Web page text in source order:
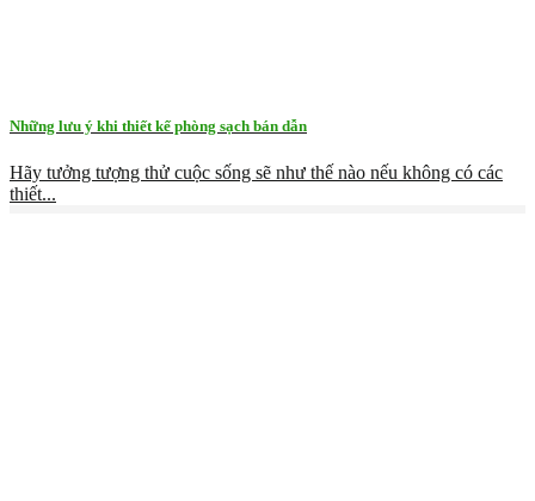
Những lưu ý khi thiết kế phòng sạch bán dẫn
Hãy tưởng tượng thử cuộc sống sẽ như thế nào nếu không có các
thiết...